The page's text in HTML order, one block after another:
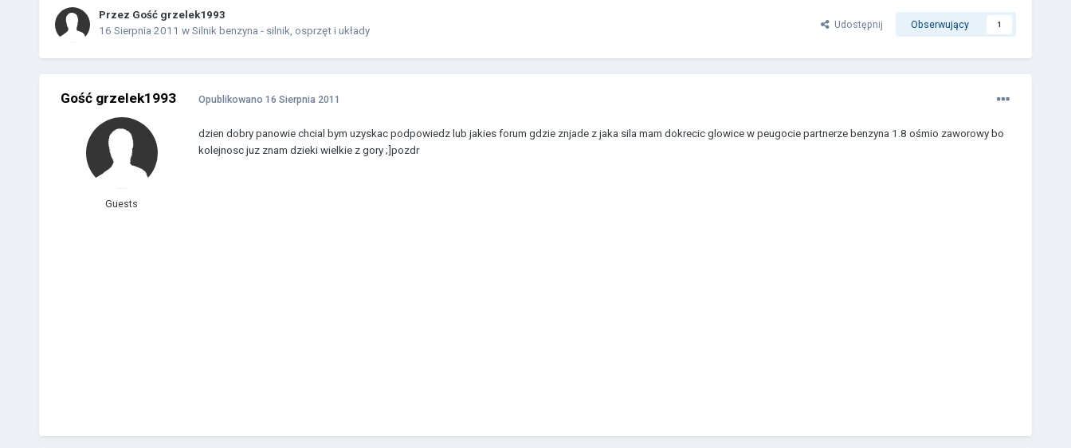
Przez Gość grzelek1993
16 Sierpnia 2011 w Silnik benzyna - silnik, osprzęt i układy Udostępnij Obserwujący 1
Gość grzelek1993
Guests
Opublikowano 16 Sierpnia 2011
dzien dobry panowie chcial bym uzyskac podpowiedz lub jakies forum gdzie znjade z jaka sila mam dokrecic glowice w peugocie partnerze benzyna 1.8 ośmio zaworowy bo
kolejnosc juz znam dzieki wielkie z gory ;]pozdr